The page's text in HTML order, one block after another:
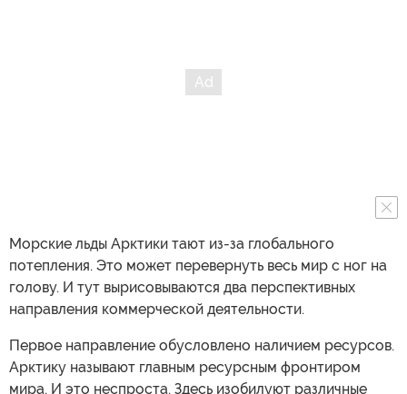
Морские льды Арктики тают из-за глобального
потепления. Это может перевернуть весь мир с ног на
голову. И тут вырисовываются два перспективных
направления коммерческой деятельности.
Первое направление обусловлено наличием ресурсов.
Арктику называют главным ресурсным фронтиром
мира. И это неспроста. Здесь изобилуют различные